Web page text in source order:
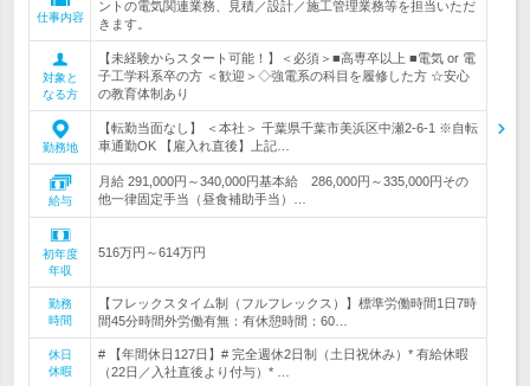
仕事内容
ントの電気関連業務、見積／設計／施工管理業務等を担当いただ
きます。
対象と
なる方
【未経験からスタート可能！】＜必須＞■高専卒以上 ■電気 or 電
子工学科系卒の方 ＜歓迎＞◇強電系の科目を履修した方 ☆安心
の教育体制あり
勤務地
【転勤当面なし】 ＜本社＞ 千葉県千葉市美浜区中瀬2-6-1 ※自転
車通勤OK 【雇入れ直後】上記…
給与
月給 291,000円～340,000円基本給 286,000円～335,000円その
他一律固定手当（昼食補助手当）…
初年度
年収
516万円～614万円
勤務
時間
【フレックスタイム制（フルフレックス）】標準労働時間1日7時
間45分時間外労働有無：有休憩時間：60…
休日
休暇
# 【年間休日127日】# 完全週休2日制（土日祝休み）* 有給休暇
（22日／入社直後より付与）* …